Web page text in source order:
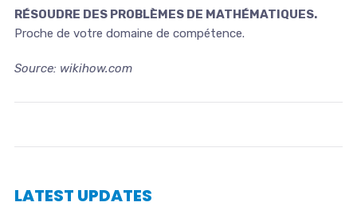
RÉSOUDRE DES PROBLÈMES DE MATHÉMATIQUES.
Proche de votre domaine de compétence.
Source: wikihow.com
LATEST UPDATES